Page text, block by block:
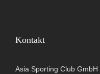
Kontakt
Asia Sporting Club GmbH